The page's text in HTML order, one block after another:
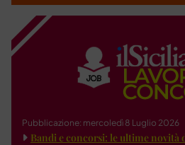
Pubblicazione: mercoledì 8 Luglio 2026
Bandi e concorsi: le ultime novità